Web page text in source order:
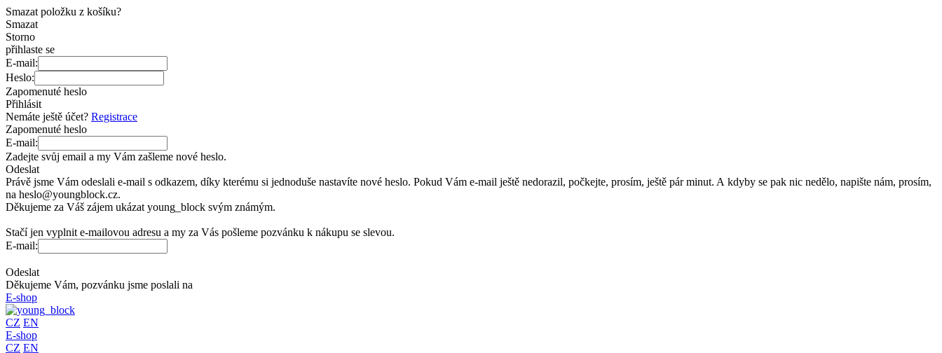
Smazat položku z košíku?
Smazat
Storno
přihlaste se
E-mail:
Heslo:
Zapomenuté heslo
Přihlásit
Nemáte ještě účet? Registrace
Zapomenuté heslo
E-mail:
Zadejte svůj email a my Vám zašleme nové heslo.
Odeslat
Právě jsme Vám odeslali e-mail s odkazem, díky kterému si jednoduše nastavíte nové heslo. Pokud Vám e-mail ještě nedorazil, počkejte, prosím, ještě pár minut. A kdyby se pak nic nedělo, napište nám, prosím,
na heslo@youngblock.cz.
Děkujeme za Váš zájem ukázat young_block svým známým.
Stačí jen vyplnit e-mailovou adresu a my za Vás pošleme pozvánku k nákupu se slevou.
E-mail:
Odeslat
Děkujeme Vám, pozvánku jsme poslali na
E-shop
CZ EN
E-shop
CZ EN